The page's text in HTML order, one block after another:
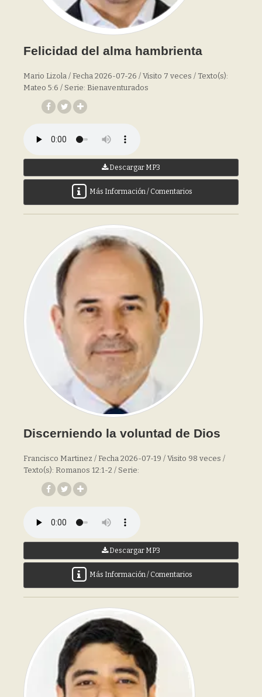
Felicidad del alma hambrienta
Mario Lizola / Fecha 2026-07-26 / Visito 7 veces / Texto(s):
Mateo 5:6 / Serie: Bienaventurados
Descargar MP3
Más Información / Comentarios
Discerniendo la voluntad de Dios
Francisco Martinez / Fecha 2026-07-19 / Visito 98 veces /
Texto(s): Romanos 12:1-2 / Serie:
Descargar MP3
Más Información / Comentarios